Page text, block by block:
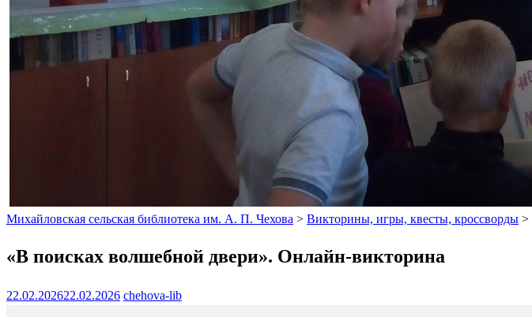
Михайловская сельская библиотека им. А. П. Чехова > Викторины, игры, квесты, кроссворды >
«В поисках волшебной двери». Онлайн-викторина
22.02.202622.02.2026 chehova-lib